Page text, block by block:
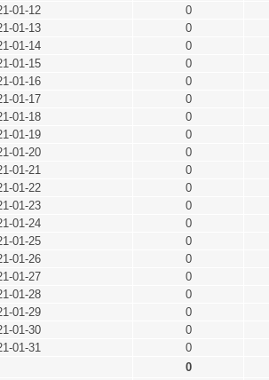
01-12
0
01-13
0
01-14
0
01-15
0
01-16
0
01-17
0
01-18
0
01-19
0
01-20
0
01-21
0
01-22
0
01-23
0
01-24
0
01-25
0
01-26
0
01-27
0
01-28
0
01-29
0
01-30
0
01-31
0
0